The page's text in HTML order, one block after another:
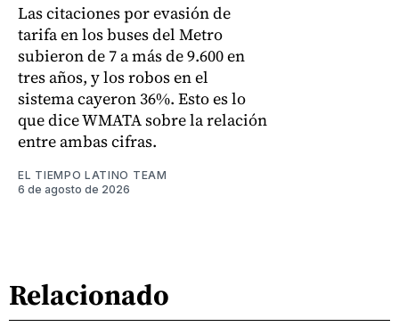
Las citaciones por evasión de
tarifa en los buses del Metro
subieron de 7 a más de 9.600 en
tres años, y los robos en el
sistema cayeron 36%. Esto es lo
que dice WMATA sobre la relación
entre ambas cifras.
EL TIEMPO LATINO TEAM
6 de agosto de 2026
Relacionado